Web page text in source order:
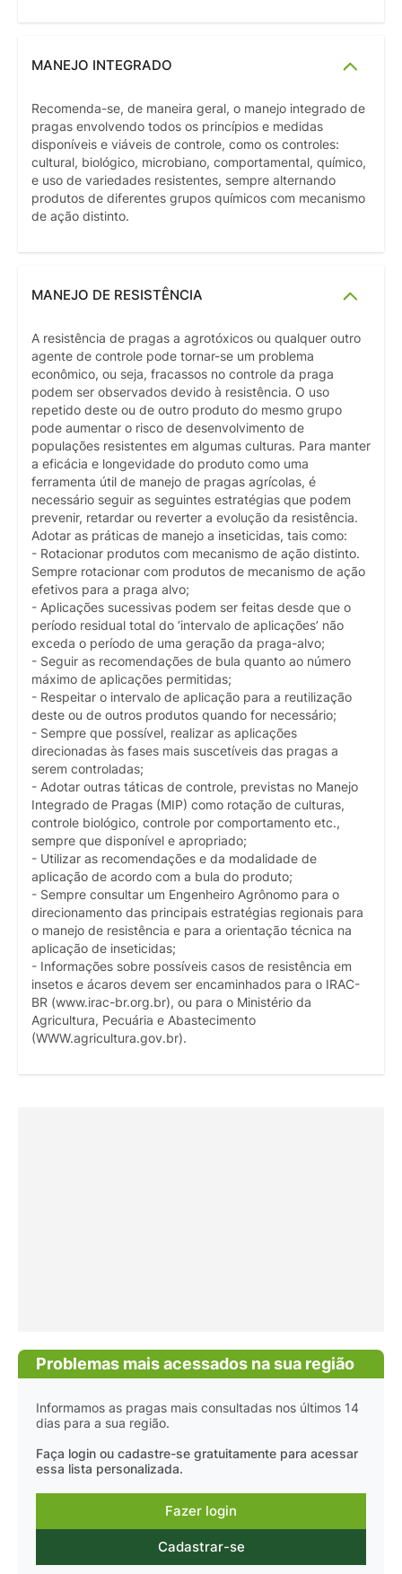
MANEJO INTEGRADO
Recomenda-se, de maneira geral, o manejo integrado de
pragas envolvendo todos os princípios e medidas
disponíveis e viáveis de controle, como os controles:
cultural, biológico, microbiano, comportamental, químico,
e uso de variedades resistentes, sempre alternando
produtos de diferentes grupos químicos com mecanismo
de ação distinto.
MANEJO DE RESISTÊNCIA
A resistência de pragas a agrotóxicos ou qualquer outro
agente de controle pode tornar-se um problema
econômico, ou seja, fracassos no controle da praga
podem ser observados devido à resistência. O uso
repetido deste ou de outro produto do mesmo grupo
pode aumentar o risco de desenvolvimento de
populações resistentes em algumas culturas. Para manter
a eficácia e longevidade do produto como uma
ferramenta útil de manejo de pragas agrícolas, é
necessário seguir as seguintes estratégias que podem
prevenir, retardar ou reverter a evolução da resistência.
Adotar as práticas de manejo a inseticidas, tais como:
- Rotacionar produtos com mecanismo de ação distinto.
Sempre rotacionar com produtos de mecanismo de ação
efetivos para a praga alvo;
- Aplicações sucessivas podem ser feitas desde que o
período residual total do ‘intervalo de aplicações’ não
exceda o período de uma geração da praga-alvo;
- Seguir as recomendações de bula quanto ao número
máximo de aplicações permitidas;
- Respeitar o intervalo de aplicação para a reutilização
deste ou de outros produtos quando for necessário;
- Sempre que possível, realizar as aplicações
direcionadas às fases mais suscetíveis das pragas a
serem controladas;
- Adotar outras táticas de controle, previstas no Manejo
Integrado de Pragas (MIP) como rotação de culturas,
controle biológico, controle por comportamento etc.,
sempre que disponível e apropriado;
- Utilizar as recomendações e da modalidade de
aplicação de acordo com a bula do produto;
- Sempre consultar um Engenheiro Agrônomo para o
direcionamento das principais estratégias regionais para
o manejo de resistência e para a orientação técnica na
aplicação de inseticidas;
- Informações sobre possíveis casos de resistência em
insetos e ácaros devem ser encaminhados para o IRAC-
BR (www.irac-br.org.br), ou para o Ministério da
Agricultura, Pecuária e Abastecimento
(WWW.agricultura.gov.br).
Problemas mais acessados na sua região
Informamos as pragas mais consultadas nos últimos 14
dias para a sua região.
Faça login ou cadastre-se gratuitamente para acessar
essa lista personalizada.
Fazer login
Cadastrar-se